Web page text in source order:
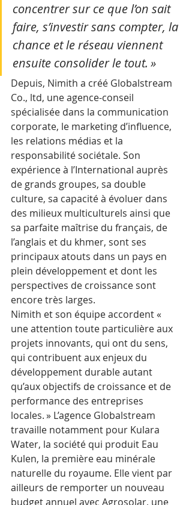
concentrer sur ce que l’on sait
faire, s’investir sans compter, la
chance et le réseau viennent
ensuite consolider le tout. »
Depuis, Nimith a créé Globalstream
Co., ltd, une agence-conseil
spécialisée dans la communication
corporate, le marketing d’influence,
les relations médias et la
responsabilité sociétale. Son
expérience à l’International auprès
de grands groupes, sa double
culture, sa capacité à évoluer dans
des milieux multiculturels ainsi que
sa parfaite maîtrise du français, de
l’anglais et du khmer, sont ses
principaux atouts dans un pays en
plein développement et dont les
perspectives de croissance sont
encore très larges.
Nimith et son équipe accordent «
une attention toute particulière aux
projets innovants, qui ont du sens,
qui contribuent aux enjeux du
développement durable autant
qu’aux objectifs de croissance et de
performance des entreprises
locales. » L’agence Globalstream
travaille notamment pour Kulara
Water, la société qui produit Eau
Kulen, la première eau minérale
naturelle du royaume. Elle vient par
ailleurs de remporter un nouveau
budget annuel avec Agrosolar, une